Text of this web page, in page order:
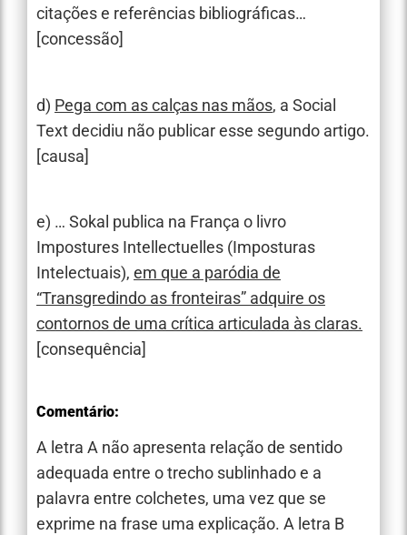
citações e referências bibliográficas…
[concessão]
d) Pega com as calças nas mãos, a Social
Text decidiu não publicar esse segundo artigo.
[causa]
e) … Sokal publica na França o livro
Impostures Intellectuelles (Imposturas
Intelectuais), em que a paródia de
“Transgredindo as fronteiras” adquire os
contornos de uma crítica articulada às claras.
[consequência]
Comentário:
A letra A não apresenta relação de sentido
adequada entre o trecho sublinhado e a
palavra entre colchetes, uma vez que se
exprime na frase uma explicação. A letra B